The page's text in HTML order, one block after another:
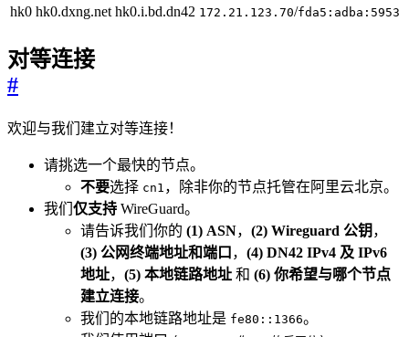
hk0 hk0.dxng.net hk0.i.bd.dn42 172.21.123.70/
对等连接
#
欢迎与我们建立对等连接！
请挑选一个最快的节点。
不要选择 cn1 ，除非你的节点托管在阿里云北京。
我们 仅支持 WireGuard。
请告诉我们你的 (1) ASN， (2) Wireguard 公钥 ，
(3) 公网终端地址和端口 ， (4) DN42 IPv4 及 IPv6
地址， (5) 本地链路地址 和 (6) 你希望与哪个节点
建立连接。
我们的本地链路地址是 fe80::1366。